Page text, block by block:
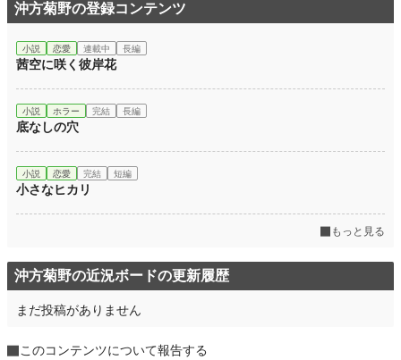
沖方菊野の登録コンテンツ
小説 恋愛 連載中 長編
茜空に咲く彼岸花
小説 ホラー 完結 長編
底なしの穴
小説 恋愛 完結 短編
小さなヒカリ
もっと見る
沖方菊野の近況ボードの更新履歴
まだ投稿がありません
このコンテンツについて報告する